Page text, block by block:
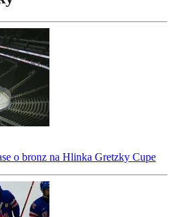
o bronz na Hlinka Gretzky Cupe